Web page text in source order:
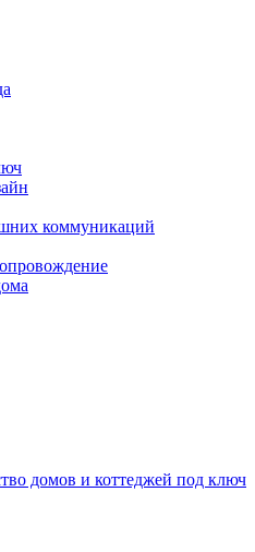
коммуникаций
домов и коттеджей под ключ